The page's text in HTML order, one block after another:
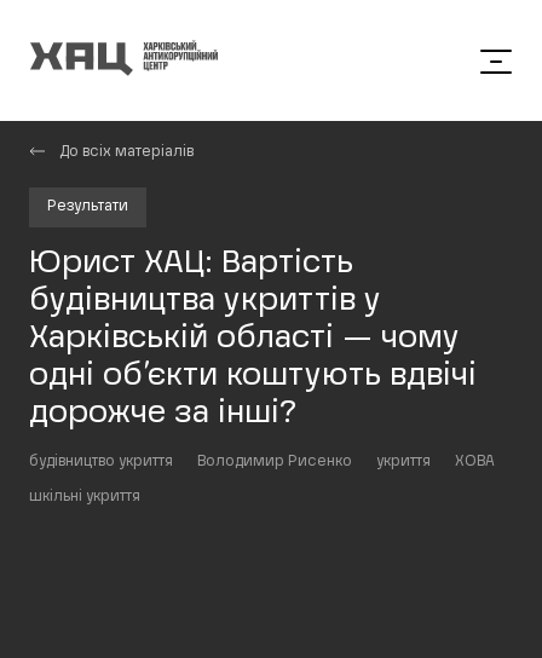
До всіх матеріалів
Результати
Юрист ХАЦ: Вартість
будівництва укриттів у
Харківській області — чому
одні об’єкти коштують вдвічі
дорожче за інші?
будівництво укриття Володимир Рисенко укриття ХОВА
шкільні укриття